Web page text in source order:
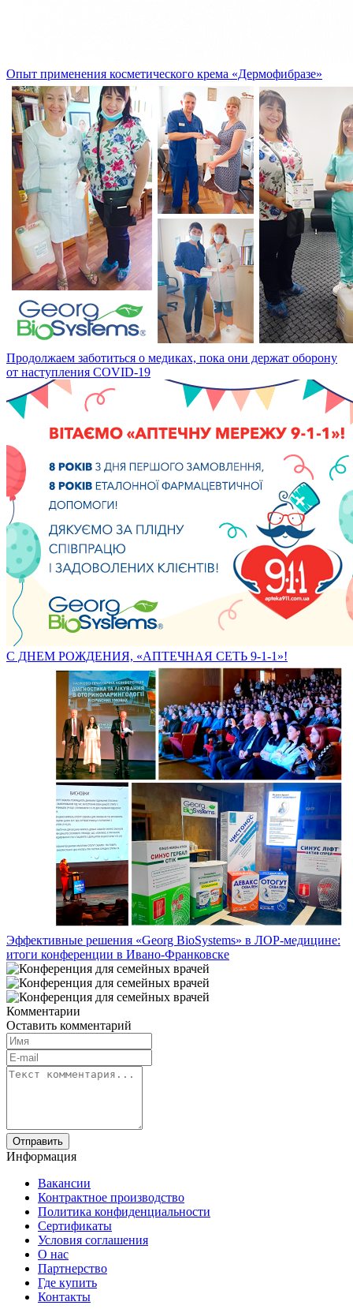
Опыт применения косметического крема «Дермофибразе»
Продолжаем заботиться о медиках, пока они держат оборону
от наступления COVID-19
С ДНЕМ РОЖДЕНИЯ, «АПТЕЧНАЯ СЕТЬ 9-1-1»!
Эффективные решения «Georg BioSystems» в ЛОР-медицине:
итоги конференции в Ивано-Франковске
Комментарии
Оставить комментарий
Отправить
Информация
Вакансии
Контрактное производство
Политика конфиденциальности
Сертификаты
Условия соглашения
О нас
Партнерство
Где купить
Контакты